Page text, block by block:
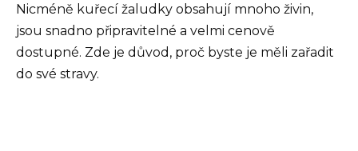
Nicméně kuřecí žaludky obsahují mnoho živin,
jsou snadno připravitelné a velmi cenově
dostupné. Zde je důvod, proč byste je měli zařadit
do své stravy.